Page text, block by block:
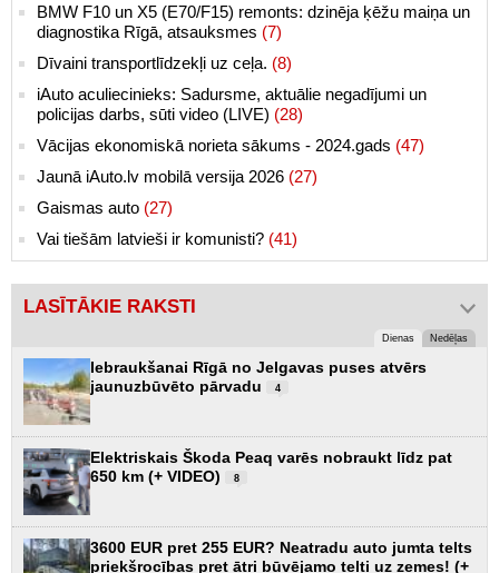
BMW F10 un X5 (E70/F15) remonts: dzinēja ķēžu maiņa un
diagnostika Rīgā, atsauksmes (7)
Dīvaini transportlīdzekļi uz ceļa. (8)
iAuto aculiecinieks: Sadursme, aktuālie negadījumi un
policijas darbs, sūti video (LIVE) (28)
Vācijas ekonomiskā norieta sākums - 2024.gads (47)
Jaunā iAuto.lv mobilā versija 2026 (27)
Gaismas auto (27)
Vai tiešām latvieši ir komunisti? (41)
LASĪTĀKIE RAKSTI
Dienas Nedēļas
Iebraukšanai Rīgā no Jelgavas puses atvērs
jaunuzbūvēto pārvadu
4
Elektriskais Škoda Peaq varēs nobraukt līdz pat
650 km (+ VIDEO)
8
3600 EUR pret 255 EUR? Neatradu auto jumta telts
priekšrocības pret ātri būvējamo telti uz zemes! (+